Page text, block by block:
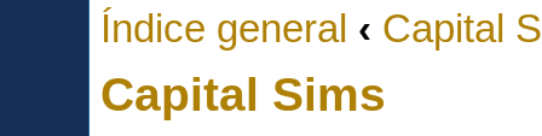
Índice general ‹ Capital
Capital Sims